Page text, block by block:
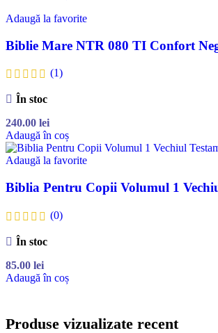
Adaugă la favorite
Biblie Mare NTR 080 TI Confort
(1)
În stoc
240.00 lei
Adaugă în coș
Adaugă la favorite
Biblia Pentru Copii Volumul 1
(0)
În stoc
85.00 lei
Adaugă în coș
Produse vizualizate recent